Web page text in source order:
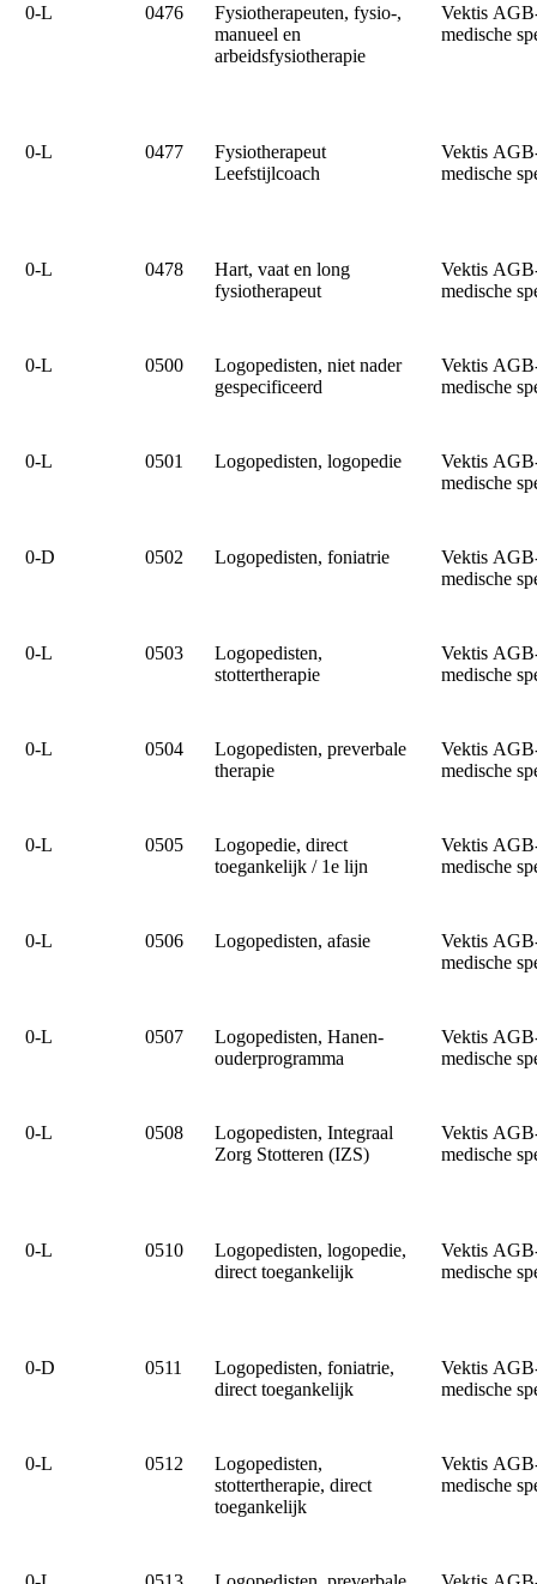
0‑L 0476
Fysiotherapeuten, fysio-,
manueel en
arbeidsfysiotherapie
Vektis
medische
0‑L 0477
Fysiotherapeut
Leefstijlcoach
Vektis
medische
0‑L 0478
Hart, vaat en long
fysiotherapeut
Vektis
medische
0‑L 0500
Logopedisten, niet nader
gespecificeerd
Vektis
medische
0‑L 0501 Logopedisten, logopedie
Vektis
medische
0‑D 0502 Logopedisten, foniatrie
Vektis
medische
0‑L 0503
Logopedisten,
stottertherapie
Vektis
medische
0‑L 0504
Logopedisten, preverbale
therapie
Vektis
medische
0‑L 0505
Logopedie, direct
toegankelijk / 1e lijn
Vektis
medische
0‑L 0506 Logopedisten, afasie
Vektis
medische
0‑L 0507
Logopedisten, Hanen-
ouderprogramma
Vektis
medische
0‑L 0508
Logopedisten, Integraal
Zorg Stotteren (IZS)
Vektis
medische
0‑L 0510
Logopedisten, logopedie,
direct toegankelijk
Vektis
medische
0‑D 0511
Logopedisten, foniatrie,
direct toegankelijk
Vektis
medische
0‑L 0512
Logopedisten,
stottertherapie, direct
toegankelijk
Vektis
medische